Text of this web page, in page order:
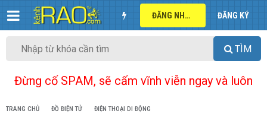
ĐĂNG NHẬP ĐĂNG KÝ
TÌM
Đừng cố SPAM, sẽ cấm vĩnh viễn ngay và luôn
TRANG CHỦ ĐỒ ĐIỆN TỬ ĐIỆN THOẠI DI ĐỘNG